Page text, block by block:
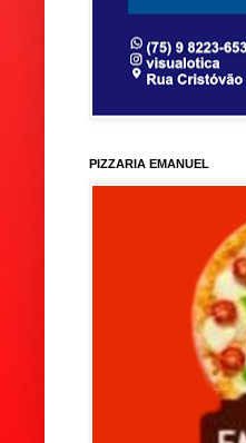
PIZZARIA EMANUEL